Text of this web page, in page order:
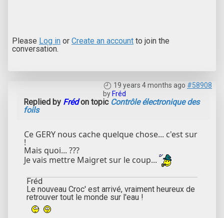
Please Log in or Create an account to join the
conversation.
19 years 4 months ago #58908
by Fréd
Replied by Frédon topic Contrôle électronique des
foils
Ce GERY nous cache quelque chose... c'est sur
!
Mais quoi... ???
Je vais mettre Maigret sur le coup...
Fréd
Le nouveau Croc' est arrivé, vraiment heureux de
retrouver tout le monde sur l'eau !